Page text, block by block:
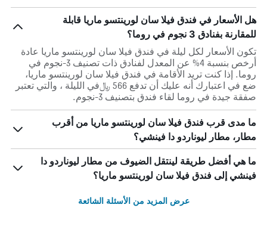
هل الأسعار في فندق فيلا سان لورينتسو ماريا قابلة
للمقارنة بفنادق 3 نجوم في روما؟
تكون الأسعار لكل ليلة في فندق فيلا سان لورينتسو ماريا عادة
أرخص بنسبة 4% عن المعدل لفنادق ذات تصنيف 3-نجوم في
روما. إذا كنت تريد الأقامة في فندق فيلا سان لورينتسو ماريا،
ضع في اعتبارك أنه عليك أن تدفع 566 ﷼في الليلة ، والتي تعتبر
صفقة جيدة في روما لقاء فندق بتصنيف 3-نجوم.
ما مدى قرب فندق فيلا سان لورينتسو ماريا من أقرب
مطار، مطار ليوناردو دا فينشي؟
ما هي أفضل طريقة لينتقل الضيوف من مطار ليوناردو دا
فينشي إلى فندق فيلا سان لورينتسو ماريا؟
عرض المزيد من الأسئلة الشائعة